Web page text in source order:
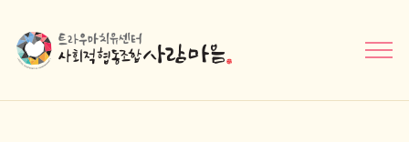
메뉴닫기